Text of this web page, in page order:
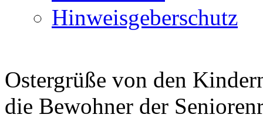
Hinweisgeberschutz
Ostergrüße von den
die Bewohner der